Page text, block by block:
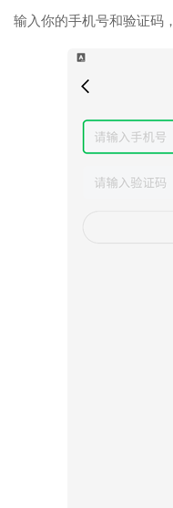
输入你的手机号和验证码